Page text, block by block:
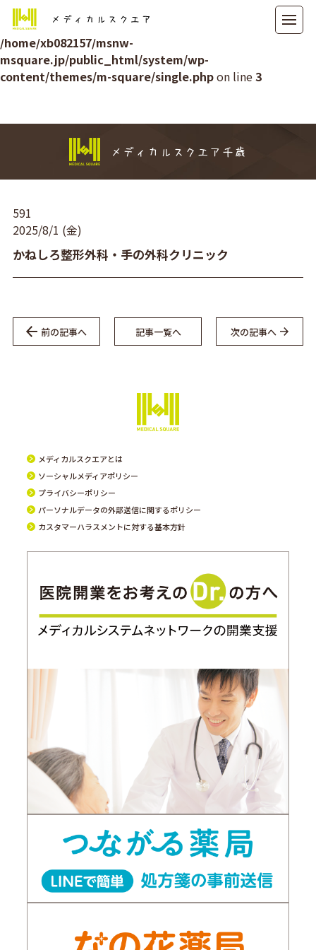
メディカルスクエア
Warning
: Attempt to read property "ID" on null in
/home/xb082157/msnw-
msquare.jp/public_html/system/wp-
content/themes/m-square/single.phpon line3
メディカルスクエア千歳
591
2025/8/1 (金)
かねしろ整形外科・手の外科クリニック
前の記事へ 記事一覧へ 次の記事へ
メディカルスクエアとは
ソーシャルメディアポリシー
プライバシーポリシー
パーソナルデータの外部送信に関するポリシー
カスタマーハラスメントに対する基本方針